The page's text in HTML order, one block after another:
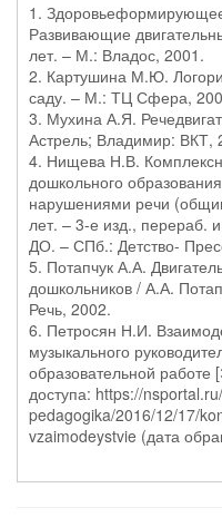
1.
Развивающие
лет. – М.: Владос, 2001.
2. Картушина М.Ю.
саду. – М.: ТЦ Сфера,
3. Мухина А.Я.
Астрель; Владимир: ВКТ,
4. Нищева Н.В.
дошкольного
нарушениями речи
лет. – 3-е изд., перераб.
ДО. – СПб.: Детство-
5. Потапчук А.А.
дошкольников / А.А.
Речь, 2002.
6. Петросян Н.И.
музыкального
образовательной
доступа: https://
pedagogika/2016/12/17/
vzaimodeystvie (дата